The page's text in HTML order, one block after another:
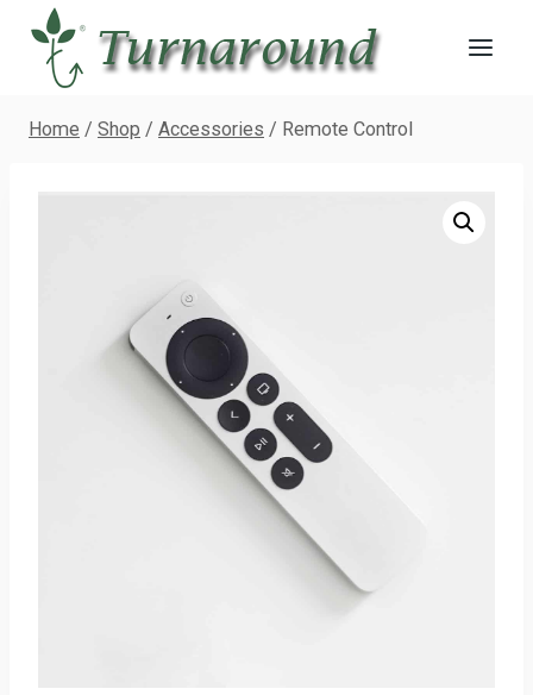
content
Home / Shop / Accessories / Remote Control